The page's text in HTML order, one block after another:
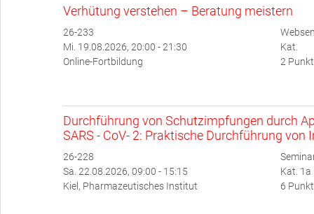
Verhütung verstehen – Beratung meistern
26-233
Mi. 19.08.2026, 20:00 - 21:30
Online-Fortbildung
Kat.
2
Durchführung von Schutzimpfungen durch
SARS - CoV- 2: Praktische Durchführung von
26-228
Sa. 22.08.2026, 09:00 - 15:15
Kiel, Pharmazeutisches Institut
Kat. 1a
6